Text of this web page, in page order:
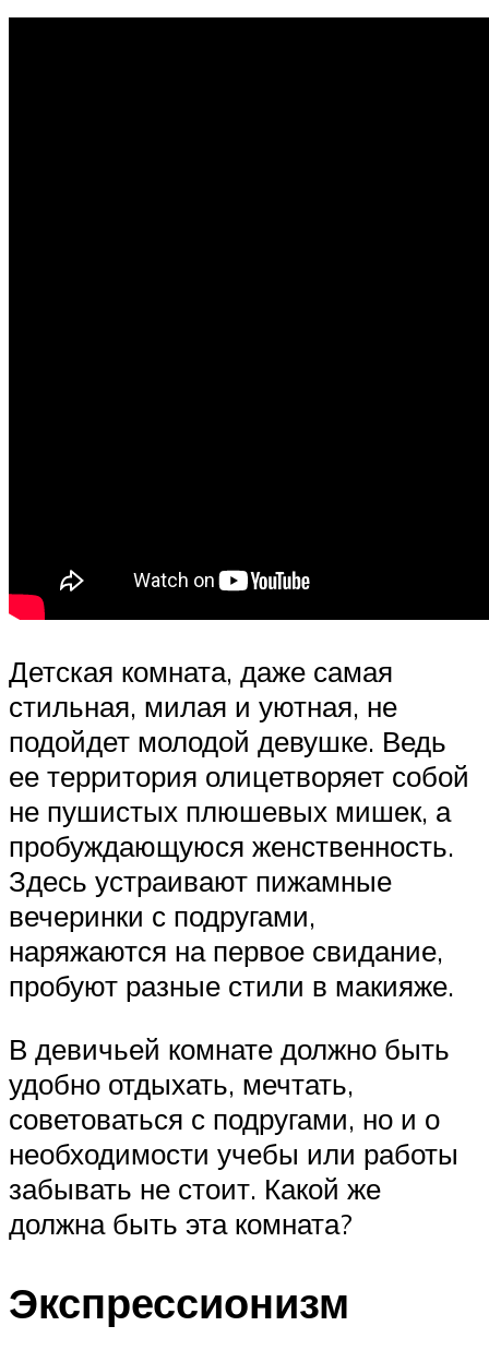
Детская комната, даже самая
стильная, милая и уютная, не
подойдет молодой девушке. Ведь
ее территория олицетворяет собой
не пушистых плюшевых мишек, а
пробуждающуюся женственность.
Здесь устраивают пижамные
вечеринки с подругами,
наряжаются на первое свидание,
пробуют разные стили в макияже.
В девичьей комнате должно быть
удобно отдыхать, мечтать,
советоваться с подругами, но и о
необходимости учебы или работы
забывать не стоит. Какой же
должна быть эта комната?
Экспрессионизм